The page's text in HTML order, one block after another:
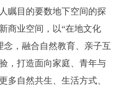
目的要数地下空间的探
商业空间，以“在地文化
念，融合自然教育、亲子互
，打造面向家庭、青年与
多自然共生、生活方式、